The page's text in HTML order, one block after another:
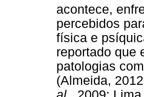
acontece,
percebidos
física e
reportado que
patologias
(Almeida,